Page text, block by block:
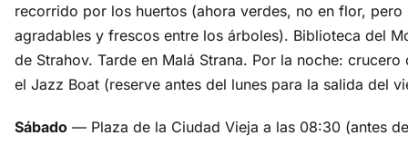
recorrido por los huertos (ahora verdes, no en flor, pero
agradables y frescos entre los árboles). Biblioteca del
de Strahov. Tarde en Malá Strana. Por la noche: crucero
el Jazz Boat (reserve antes del lunes para la salida del
Sábado — Plaza de la Ciudad Vieja a las 08:30 (antes